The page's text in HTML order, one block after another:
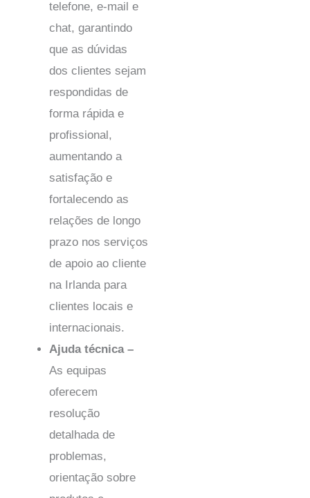
telefone, e-mail e
chat, garantindo
que as dúvidas
dos clientes sejam
respondidas de
forma rápida e
profissional,
aumentando a
satisfação e
fortalecendo as
relações de longo
prazo nos serviços
de apoio ao cliente
na Irlanda para
clientes locais e
internacionais.
Ajuda técnica –
As equipas
oferecem
resolução
detalhada de
problemas,
orientação sobre